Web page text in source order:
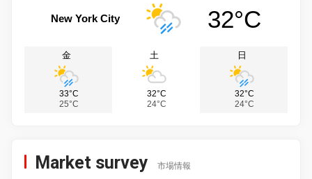
New York City 32°C
金
33°C
25°C
土
32°C
24°C
日
32°C
24°C
Market survey 市場情報